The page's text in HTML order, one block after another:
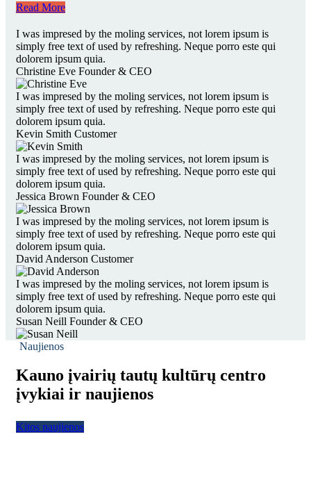
Read More
I was impresed by the moling services, not lorem ipsum is
simply free text of used by refreshing. Neque porro este qui
dolorem ipsum quia.
Christine Eve Founder & CEO
I was impresed by the moling services, not lorem ipsum is
simply free text of used by refreshing. Neque porro este qui
dolorem ipsum quia.
Kevin Smith Customer
I was impresed by the moling services, not lorem ipsum is
simply free text of used by refreshing. Neque porro este qui
dolorem ipsum quia.
Jessica Brown Founder & CEO
I was impresed by the moling services, not lorem ipsum is
simply free text of used by refreshing. Neque porro este qui
dolorem ipsum quia.
David Anderson Customer
I was impresed by the moling services, not lorem ipsum is
simply free text of used by refreshing. Neque porro este qui
dolorem ipsum quia.
Susan Neill Founder & CEO
Naujienos
Kauno įvairių tautų kultūrų centro
įvykiai ir naujienos
Kitos naujienos